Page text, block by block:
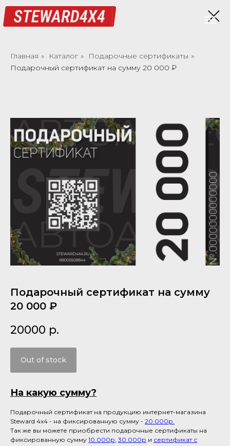
Главная » Каталог » Подарочные сертификаты »
Подарочный сертификат на сумму 20 000 ₽
Подарочный сертификат на сумму
20 000 ₽
20000 р.
Out of stock
На какую сумму?
Подарочный сертификат на продукцию интернет-магазина
Steward 4x4 - на фиксированную сумму - 20.000р.
Так же вы можете приобрести подарочные сертификаты на
фиксированную сумму 10.000р, 30.000р и сертификат с